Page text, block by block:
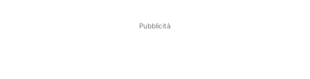
Pubblicità